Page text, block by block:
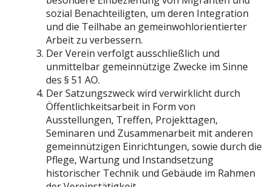
sozial Benachteiligten, um deren Integration
und die Teilhabe an gemeinwohlorientierter
Arbeit zu verbessern.
Der Verein verfolgt ausschließlich und
unmittelbar gemeinnützige Zwecke im Sinne
des § 51 AO.
Der Satzungszweck wird verwirklicht durch
Öffentlichkeitsarbeit in Form von
Ausstellungen, Treffen, Projekttagen,
Seminaren und Zusammenarbeit mit anderen
gemeinnützigen Einrichtungen, sowie durch die
Pflege, Wartung und Instandsetzung
historischer Technik und Gebäude im Rahmen